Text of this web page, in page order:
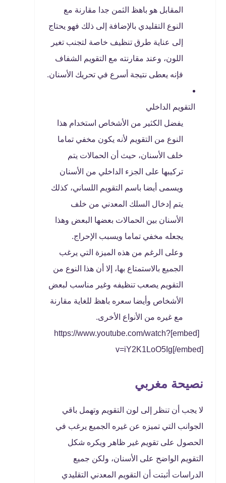
المقابل هو باهظ الثمن جدا مقارنة مع
النوع التقليدي بالإضافة إلى ذلك فهو يحتاج
إلى عناية طرق تنظيف خاصة لتجنب تغير
اللون، وعند مقارنته مع التقويم الشفاف
فإنه يعطى نتيجة أسرع في تحريك الأسنان.
التقويم الداخلي
يفضل الكثير من الأشخاص استخدام هذا
النوع من التقويم لأنه يكون مخفي تماما
خلف الأسنان، حيث أن الحمالات يتم
تركيبها على الجزء الداخلي من الأسنان
ويسمى أيضا باسم التقويم اللساني، كذلك
يتم إدخال السلك المعدني من خلف
الأسنان بين الحمالات بعضها البعض وهذا
يجعله مخفي تماما ويسبب الإحراج.
وعلى الرغم من هذه الميزة التي يرغب
الجميع بالاستمتاع بها، إلا أن هذا النوع من
التقويم يصعب تنظيفه وغير مناسب لبعض
الأشخاص وأيضا سعره باهظ للغاية مقارنة
مع غيره من الأنواع الأخرى.
[embed]https://www.youtube.com/watch?
v=iY2K1LoO5Ig[/embed]
نصيحة مغربي
لا يجب أن تنظر إلى لون التقويم وتهمل باقي
الجوانب التي تميزه عن غيره الجميع يرغب في
الحصول على تقويم غير ظاهر ويكره شكل
التقويم الواضح على الأسنان، ولكن جميع
الدراسات أثبتت أن التقويم المعدني التقليدي